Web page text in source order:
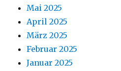
Mai 2025
April 2025
März 2025
Februar 2025
Januar 2025